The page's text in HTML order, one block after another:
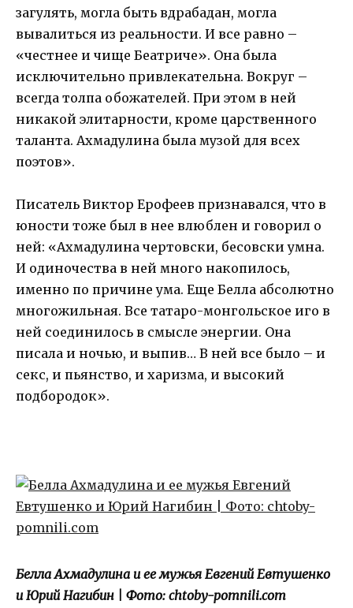
загулять, могла быть вдрабадан, могла
вывалиться из реальности. И все равно –
«честнее и чище Беатриче». Она была
исключительно привлекательна. Вокруг –
всегда толпа обожателей. При этом в ней
никакой элитарности, кроме царственного
таланта. Ахмадулина была музой для всех
поэтов».
Писатель Виктор Ерофеев признавался, что в
юности тоже был в нее влюблен и говорил о
ней: «Ахмадулина чертовски, бесовски умна.
И одиночества в ней много накопилось,
именно по причине ума. Еще Белла абсолютно
многожильная. Все татаро-монгольское иго в
ней соединилось в смысле энергии. Она
писала и ночью, и выпив… В ней все было – и
секс, и пьянство, и харизма, и высокий
подбородок».
Белла Ахмадулина и ее мужья Евгений Евтушенко
и Юрий Нагибин | Фото: chtoby-pomnili.com